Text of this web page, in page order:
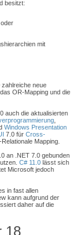
besitzt:
mit
neue
, das OR-Mapping und die
auch die aktualisierten
Windows Presentation
7.0 für Cross-
-Relationale Mapping.
an .NET 7.0 gebunden
C# 11.0 lässt sich
Microsoft jedoch
in fast allen
kann aufgrund der
daher auf die
18